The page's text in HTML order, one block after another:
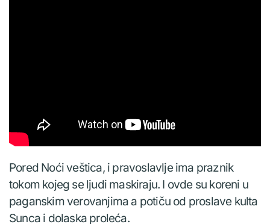
Pored Noći veštica, i pravoslavlje ima praznik
tokom kojeg se ljudi maskiraju. I ovde su koreni u
paganskim verovanjima a potiču od proslave kulta
Sunca i dolaska proleća.